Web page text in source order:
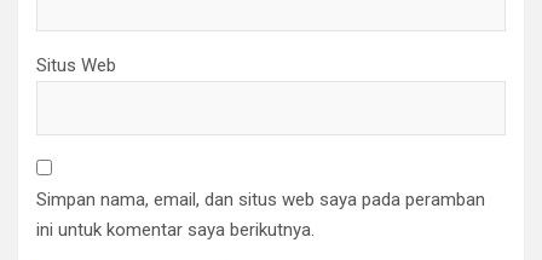
Situs Web
Simpan nama, email, dan situs web saya pada peramban
ini untuk komentar saya berikutnya.